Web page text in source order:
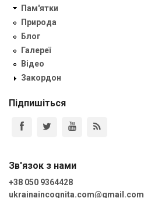
Пам'ятки
Природа
Блог
Галереї
Відео
Закордон
Підпишіться
Зв'язок з нами
+38 050 9364428
ukrainaincognita.com@gmail.com